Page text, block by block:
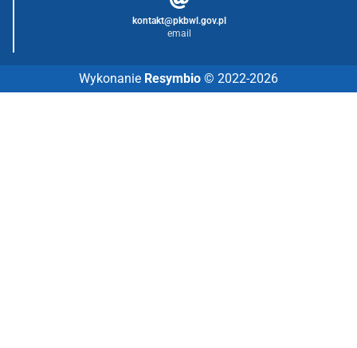
kontakt@pkbwl.gov.pl
email
Wykonanie Resymbio © 2022-2026